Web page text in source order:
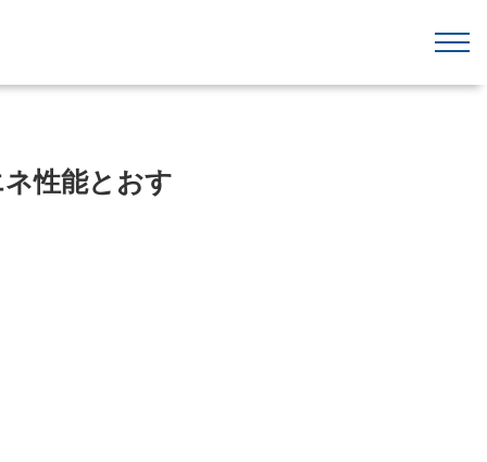
性能とおす